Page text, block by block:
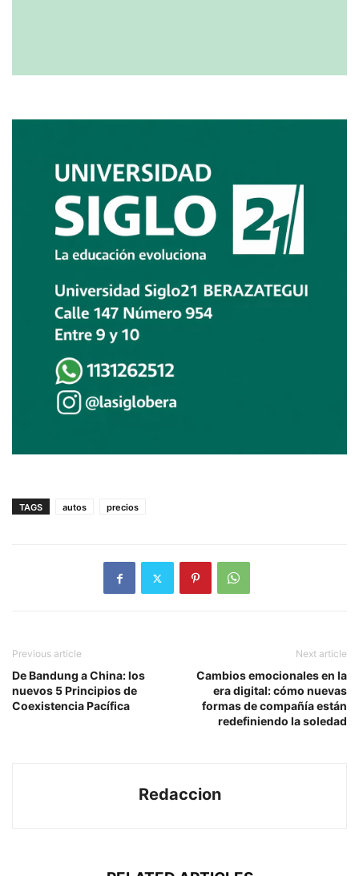
TAGS autos precios
Previous article
De Bandung a China: los
nuevos 5 Principios de
Coexistencia Pacífica
Next article
Cambios emocionales en la
era digital: cómo nuevas
formas de compañía están
redefiniendo la soledad
Redaccion